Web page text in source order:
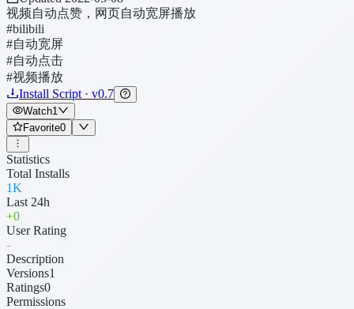
视频自动点赞，网页自动宽屏播放
#bilibili
#自动宽屏
#自动点击
#视频播放
Install Script · v0.7
Watch1
Favorite0
Statistics
Total Installs
1K
Last 24h
+0
User Rating
-
Description
Versions1
Ratings0
Permissions